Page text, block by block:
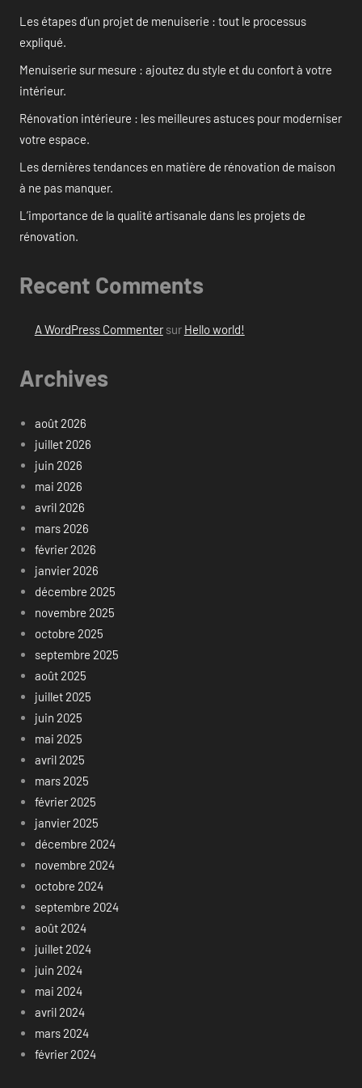
Les étapes d’un projet de menuiserie : tout le processus
expliqué.
Menuiserie sur mesure : ajoutez du style et du confort à votre
intérieur.
Rénovation intérieure : les meilleures astuces pour moderniser
votre espace.
Les dernières tendances en matière de rénovation de maison
à ne pas manquer.
L’importance de la qualité artisanale dans les projets de
rénovation.
Recent Comments
A WordPress Commentersur Hello world!
Archives
août 2026
juillet 2026
juin 2026
mai 2026
avril 2026
mars 2026
février 2026
janvier 2026
décembre 2025
novembre 2025
octobre 2025
septembre 2025
août 2025
juillet 2025
juin 2025
mai 2025
avril 2025
mars 2025
février 2025
janvier 2025
décembre 2024
novembre 2024
octobre 2024
septembre 2024
août 2024
juillet 2024
juin 2024
mai 2024
avril 2024
mars 2024
février 2024